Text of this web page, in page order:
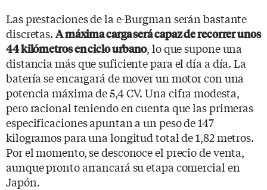
Las prestaciones de la e-Burgman serán bastante
discretas. A máxima carga será capaz de recorrer unos
44 kilómetros en ciclo urbano, lo que supone una
distancia más que suficiente para el día a día. La
batería se encargará de mover un motor con una
potencia máxima de 5,4 CV. Una cifra modesta,
pero racional teniendo en cuenta que las primeras
especificaciones apuntan a un peso de 147
kilogramos para una longitud total de 1,82 metros.
Por el momento, se desconoce el precio de venta,
aunque pronto arrancará su etapa comercial en
Japón.